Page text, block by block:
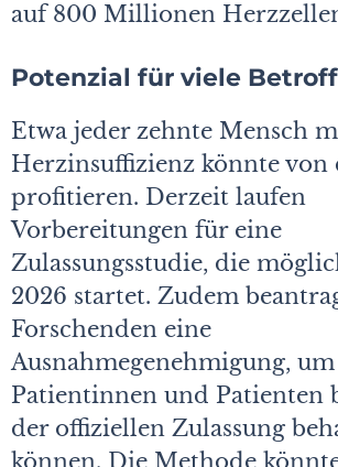
auf 800 Millionen
Potenzial für viele
Etwa jeder zehnte Mensch
Herzinsuffizienz könnte von
profitieren. Derzeit laufen
Vorbereitungen für eine
Zulassungsstudie, die
2026 startet. Zudem
Forschenden eine
Ausnahmegenehmigung,
Patientinnen und Patienten
der offiziellen Zulassung